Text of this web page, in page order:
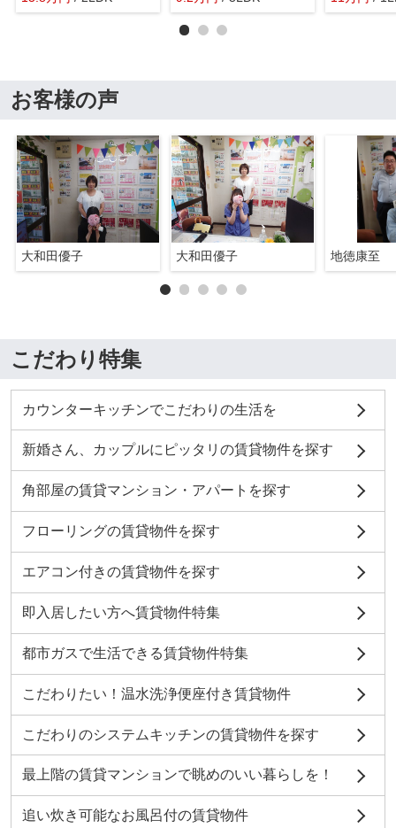
お客様の声
大和田優子 大和田優子 地徳康至
こだわり特集
カウンターキッチンでこだわりの生活を
新婚さん、カップルにピッタリの賃貸物件を探す
角部屋の賃貸マンション・アパートを探す
フローリングの賃貸物件を探す
エアコン付きの賃貸物件を探す
即入居したい方へ賃貸物件特集
都市ガスで生活できる賃貸物件特集
こだわりたい！温水洗浄便座付き賃貸物件
こだわりのシステムキッチンの賃貸物件を探す
最上階の賃貸マンションで眺めのいい暮らしを！
追い炊き可能なお風呂付の賃貸物件